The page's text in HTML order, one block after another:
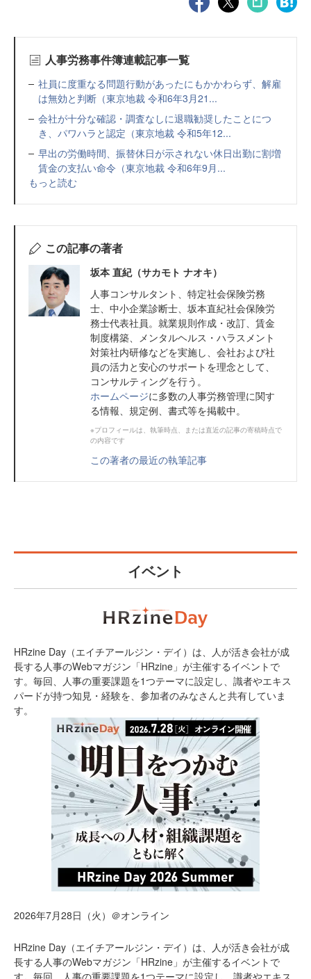
人事労務事件簿連載記事一覧
社員に度重なる問題行動があったにもかかわらず、解雇
は無効と判断（東京地裁 令和6年3月21...
会社が十分な確認・調査なしに退職勧奨したことにつ
き、パワハラと認定（東京地裁 令和5年12...
早出の労働時間、振替休日が示されない休日出勤に割増
賃金の支払い命令（東京地裁 令和6年9月...
もっと読む
この記事の著者
坂本 直紀（サカモト ナオキ）
人事コンサルタント、特定社会保険労務
士、中小企業診断士、坂本直紀社会保険労
務士代表社員。就業規則作成・改訂、賃金
制度構築、メンタルヘルス・ハラスメント
対策社内研修などを実施し、会社および社
員の活力と安心のサポートを理念として、
コンサルティングを行う。
ホームページに多数の人事労務管理に関す
る情報、規定例、書式等を掲載中。
※プロフィールは、執筆時点、または直近の記事の寄稿時点で
の内容です
この著者の最近の執筆記事
イベント
HRzine Day（エイチアールジン・デイ）は、人が活き会社が成
長する人事のWebマガジン「HRzine」が主催するイベントで
す。毎回、人事の重要課題を1つテーマに設定し、識者やエキス
パードが持つ知見・経験を、参加者のみなさんと共有していま
す。
2026年7月28日（火）＠オンライン
HRzine Day（エイチアールジン・デイ）は、人が活き会社が成
長する人事のWebマガジン「HRzine」が主催するイベントで
す。毎回、人事の重要課題を1つテーマに設定し、識者やエキス